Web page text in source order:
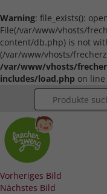
Warning: file_exists():
File(/var/www/vhosts/
content/db.php) is not
(/var/www/vhosts/
/var/www/vhosts/
includes/load.php on line
Vorheriges Bild
Nächstes Bild